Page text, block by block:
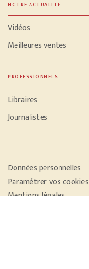
NOTRE ACTUALITÉ
Vidéos
Meilleures ventes
PROFESSIONNELS
Libraires
Journalistes
Données personnelles
Paramétrer vos cookies
Mentions légales